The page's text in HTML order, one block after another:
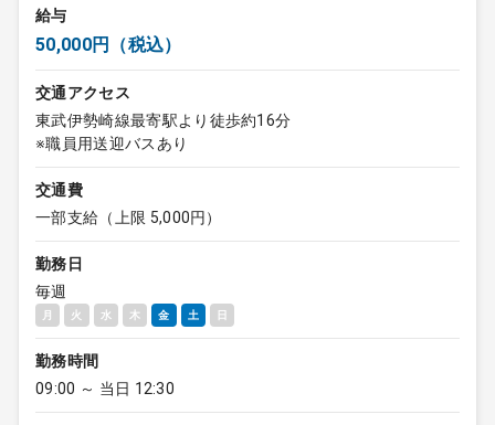
給与
50,000円（税込）
交通アクセス
東武伊勢崎線最寄駅より徒歩約16分
※職員用送迎バスあり
交通費
一部支給（上限 5,000円）
勤務日
毎週
月 火 水 木 金 土 日
勤務時間
09:00 ～ 当日 12:30